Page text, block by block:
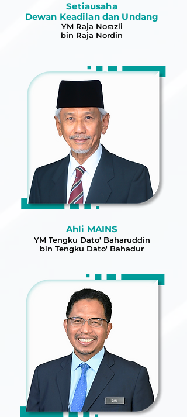
Setiausaha
Dewan Keadilan dan Undang
YM Raja Norazli
bin Raja Nordin
Ahli MAINS
YM Tengku Dato' Baharuddin
bin Tengku Dato' Bahadur